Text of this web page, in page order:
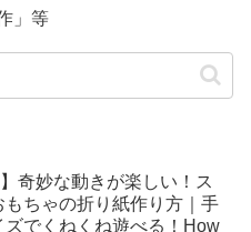
」等
】奇妙な動きが楽しい！ス
もちゃの折り紙作り方｜手
ズでくねくね遊べる！How